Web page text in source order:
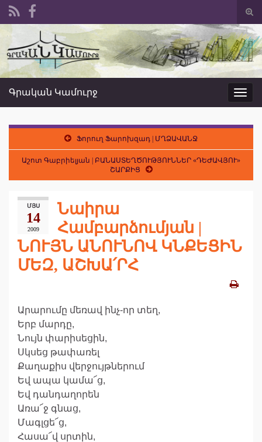
form
Search for:
Գրական Կամուրջ
Ֆորուղ Ֆարոխզադ | ՄՂՁԱՎԱՆՋ
Աշոտ Գաբրիելյան | ԲԱՆԱՍՏԵՂԾՈՒԹՅՈՒՆՆԵՐ «ԴԵԺԱՎՅՈՒ»
ՇԱՐՔԻՑ
ՄՅՍ
14
2009
Նաիրա
Համբարձումյան |
ՆՈՒՅՆ ԱՆՈՒՆՈՎ ԿՆՔԵՑԻՆ
ՄԵԶ, ԱՇԽԱ՛ՐՀ
Արարումը մեռավ ինչ-որ տեղ,
Երբ մարդը,
Նույն փարիսեցին,
Սկսեց թափառել
Քաղաքիս վերջույթներում
Եվ ապա կամա՜ց,
Եվ դանդաղորեն
Առա՜ջ գնաց,
Մագլցե՜ց,
Հասա՜վ սրտին,